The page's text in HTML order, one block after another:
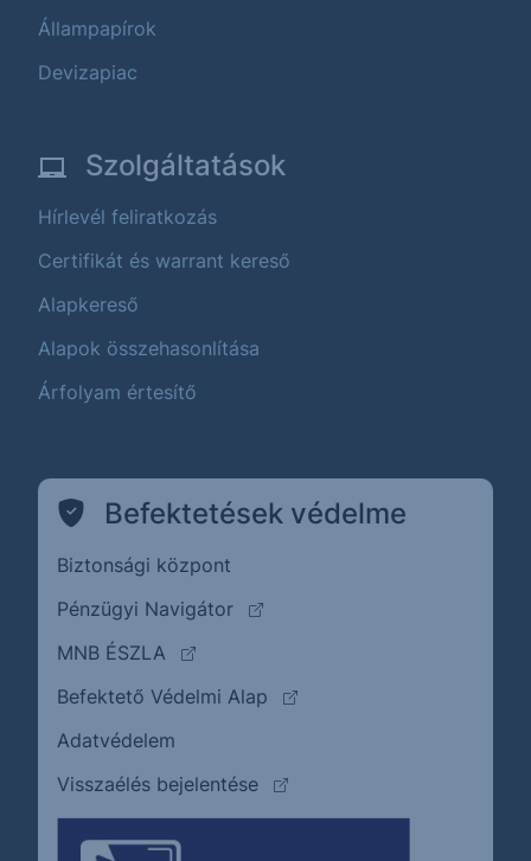
Állampapírok
Devizapiac
Szolgáltatások
Hírlevél feliratkozás
Certifikát és warrant kereső
Alapkereső
Alapok összehasonlítása
Árfolyam értesítő
Befektetések védelme
Biztonsági központ
Pénzügyi Navigátor
(külső oldalra ugrik)
MNB ÉSZLA
(külső oldalra ugrik)
Befektető Védelmi Alap
(külső oldalra ugrik)
Adatvédelem
Visszaélés bejelentése
(külső oldalra ugrik)